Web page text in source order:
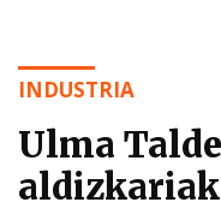
INDUSTRIA
Ulma
aldizkariak